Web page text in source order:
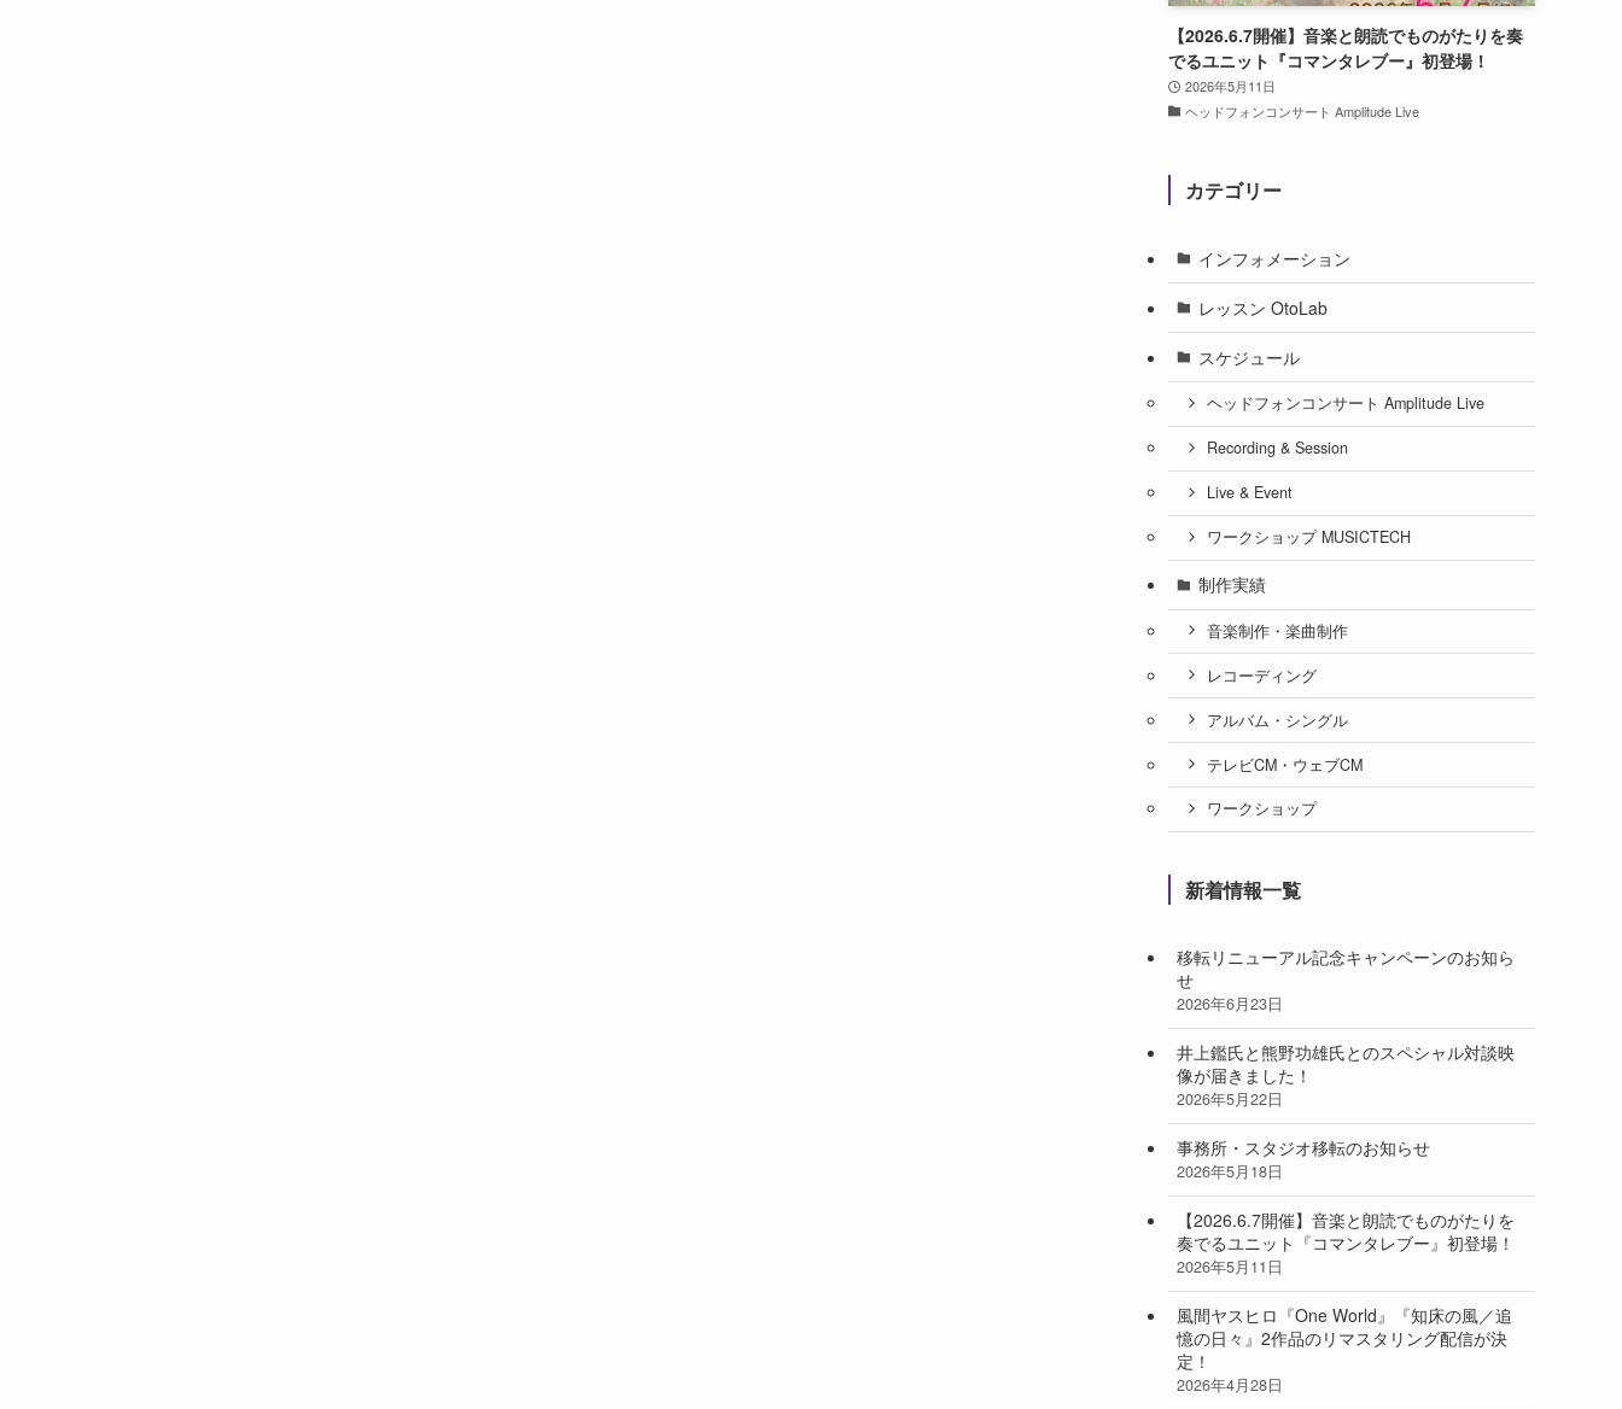
【2026.6.7開催】音楽と朗読でものがたりを奏
でるユニット『コマンタレブー』初登場！
2026年5月11日
ヘッドフォンコンサート Amplitude Live
カテゴリー
インフォメーション
レッスン OtoLab
スケジュール
ヘッドフォンコンサート Amplitude Live
Recording & Session
Live & Event
ワークショップ MUSICTECH
制作実績
音楽制作・楽曲制作
レコーディング
アルバム・シングル
テレビCM・ウェブCM
ワークショップ
新着情報一覧
移転リニューアル記念キャンペーンのお知ら
せ
2026年6月23日
井上鑑氏と熊野功雄氏とのスペシャル対談映
像が届きました！
2026年5月22日
事務所・スタジオ移転のお知らせ
2026年5月18日
【2026.6.7開催】音楽と朗読でものがたりを
奏でるユニット『コマンタレブー』初登場！
2026年5月11日
風間ヤスヒロ『One World』『知床の風／追
憶の日々』2作品のリマスタリング配信が決
定！
2026年4月28日